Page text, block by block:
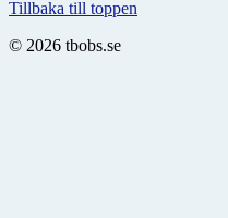
Tillbaka till toppen
© 2026 tbobs.se